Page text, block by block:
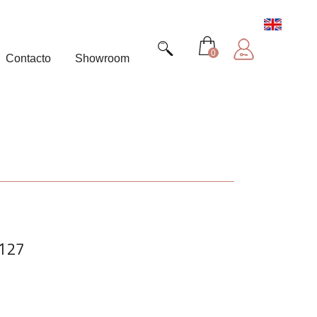
Contacto Showroom 0